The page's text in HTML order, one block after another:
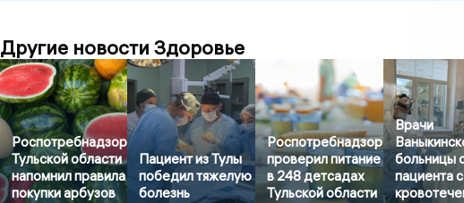
Другие новости Здоровье
Роспотребнадзор
Тульской области
напомнил правила
покупки арбузов
Пациент из Тулы
победил тяжелую
болезнь
Роспотребнадзор
проверил питание
в 248 детсадах
Тульской области
Врачи
больницы
пациента с